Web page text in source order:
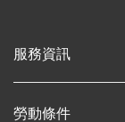
服務資訊
勞動條件